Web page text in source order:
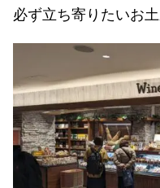
必ず立ち寄りたいお